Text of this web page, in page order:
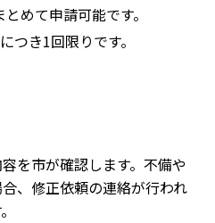
めて申請可能です。
つき1回限りです。
を市が確認します。不備や
、修正依頼の連絡が行われ